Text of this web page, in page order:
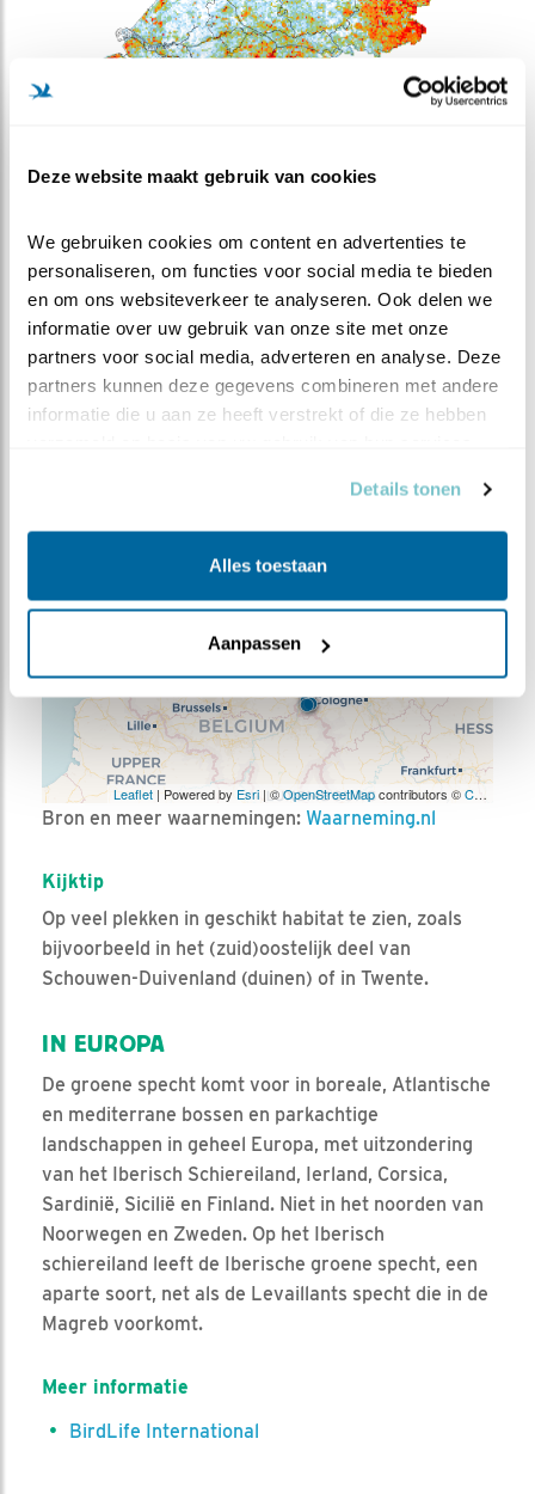
Deze website maakt gebruik van cookies
We gebruiken cookies om content en advertenties te
personaliseren, om functies voor social media te bieden
en om ons websiteverkeer te analyseren. Ook delen we
informatie over uw gebruik van onze site met onze
partners voor social media, adverteren en analyse. Deze
partners kunnen deze gegevens combineren met andere
informatie die u aan ze heeft verstrekt of die ze hebben
Details tonen
Alles toestaan
Aanpassen
Meer weten over trends? Kijk opsovon.nl.
WAARNEMINGEN
+
Leaflet | Powered by Esri | ©OpenStreetMapcontributors ©CARTO
Bron en meer waarnemingen: Waarneming.nl
Kijktip
Op veel plekken in geschikt habitat te zien, zoals
bijvoorbeeld in het (zuid)oostelijk deel van
Schouwen-Duivenland (duinen) of in Twente.
IN EUROPA
De groene specht komt voor in boreale, Atlantische
en mediterrane bossen en parkachtige
landschappen in geheel Europa, met uitzondering
van het Iberisch Schiereiland, Ierland, Corsica,
Sardinië, Sicilië en Finland. Niet in het noorden van
Noorwegen en Zweden. Op het Iberisch
schiereiland leeft de Iberische groene specht, een
aparte soort, net als de Levaillants specht die in de
Magreb voorkomt.
Meer informatie
BirdLife International